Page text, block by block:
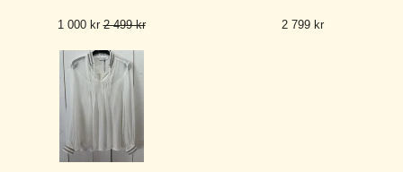
1 000 kr2 499 kr 2 799 kr